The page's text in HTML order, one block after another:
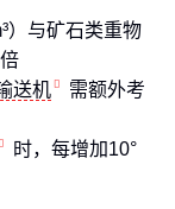
）与矿石类重物
送机
需额外考
时，每增加10°